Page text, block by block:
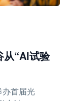
从“AI试验
首届光